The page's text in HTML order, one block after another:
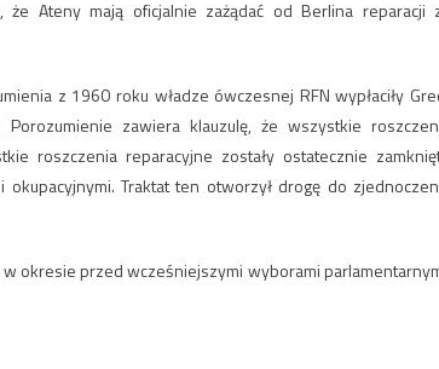
że Ateny mają oficjalnie zażądać od Berlina reparacji
z 1960 roku władze ówczesnej RFN wypłaciły
zawiera klauzulę, że wszystkie
roszczenia reparacyjne zostały ostatecznie
Traktat ten otworzył drogę do
okresie przed wcześniejszymi wyborami